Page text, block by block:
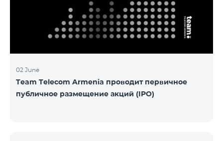
խնդիրը։ Լուծումներ առաջարկելու համար թիմերն
ունենալու են ընդամենը 72 ժամ։ Հաջողություն
մաղթելով մրցույթի մասնակիցներին Team
Telecom Armenia-ի գլխավոր տնօրեն Հայկ
Եսայանը նշեց, որ
02 June
Team Telecom Armenia проводит первичное
публичное размещение акций (IPO)